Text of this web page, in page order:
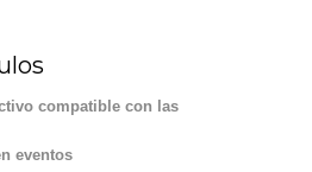
compatible con las
eventos